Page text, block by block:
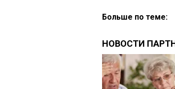
Больше по теме: